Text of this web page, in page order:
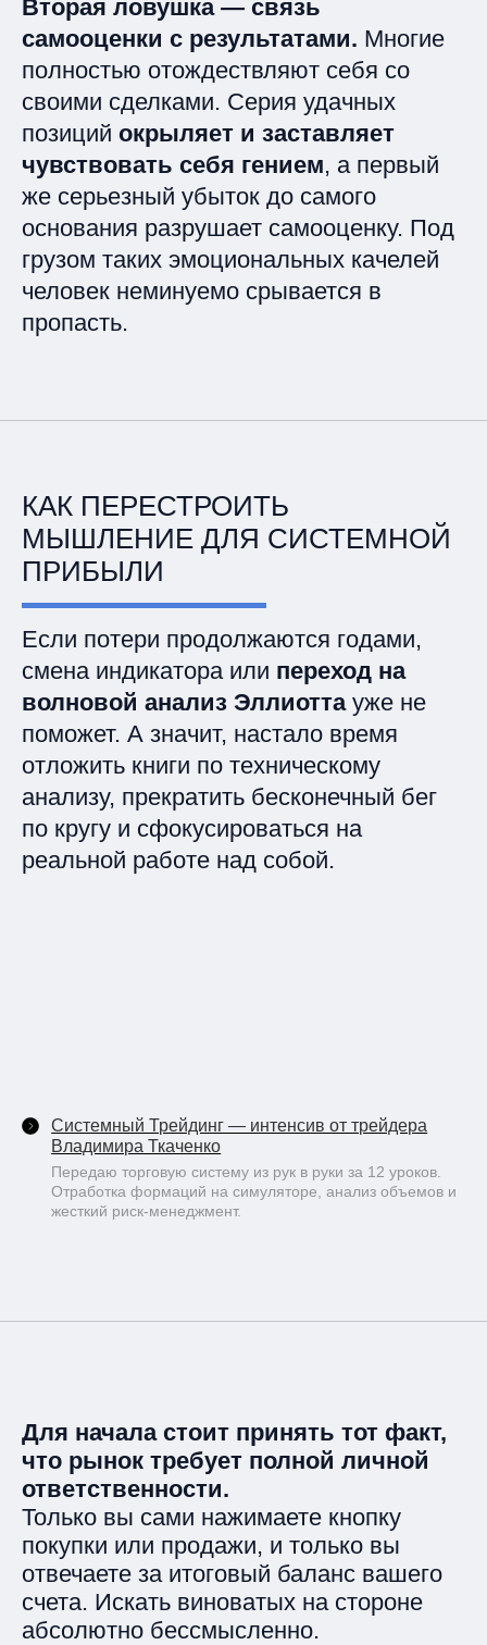
Вторая ловушка — связь
самооценки с результатами. Многие
полностью отождествляют себя со
своими сделками. Серия удачных
позиций окрыляет и заставляет
чувствовать себя гением, а первый
же серьезный убыток до самого
основания разрушает самооценку. Под
грузом таких эмоциональных качелей
человек неминуемо срывается в
пропасть.
КАК ПЕРЕСТРОИТЬ
МЫШЛЕНИЕ ДЛЯ СИСТЕМНОЙ
ПРИБЫЛИ
Если потери продолжаются годами,
смена индикатора или переход на
волновой анализ Эллиоттауже не
поможет. А значит, настало время
отложить книги по техническому
анализу, прекратить бесконечный бег
по кругу и сфокусироваться на
реальной работе над собой.
Системный Трейдинг — интенсив от трейдера
Владимира Ткаченко
Передаю торговую систему из рук в руки за 12 уроков.
Отработка формаций на симуляторе, анализ объемов и
жесткий риск-менеджмент.
Для начала стоит принять тот факт,
что рынок требует полной личной
ответственности.
Только вы сами нажимаете кнопку
покупки или продажи, и только вы
отвечаете за итоговый баланс вашего
счета. Искать виноватых на стороне
абсолютно бессмысленно.